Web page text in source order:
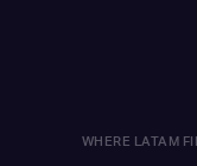
WHERE LATAM